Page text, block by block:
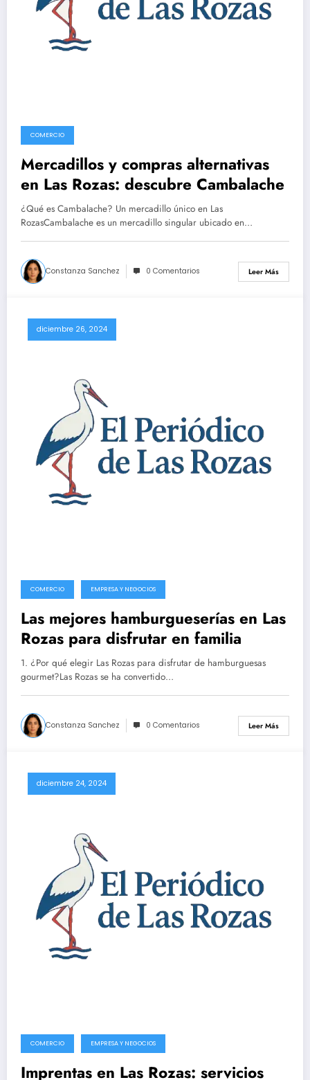
COMERCIO
Mercadillos y compras alternativas
en Las Rozas: descubre Cambalache
¿Qué es Cambalache? Un mercadillo único en Las
RozasCambalache es un mercadillo singular ubicado en…
Constanza Sanchez 0 Comentarios Leer Más
diciembre 26, 2024
COMERCIO EMPRESA Y NEGOCIOS
Las mejores hamburgueserías en Las
Rozas para disfrutar en familia
1. ¿Por qué elegir Las Rozas para disfrutar de hamburguesas
gourmet?Las Rozas se ha convertido…
Constanza Sanchez 0 Comentarios Leer Más
diciembre 24, 2024
COMERCIO EMPRESA Y NEGOCIOS
Imprentas en Las Rozas: servicios